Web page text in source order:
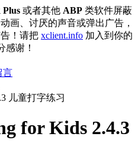
Plus 或者其他 ABP 类软件屏蔽
画、讨厌的声音或弹出广告，
！请把 xclient.info 加入到你的
感谢！
言
for Kids 2.4.3